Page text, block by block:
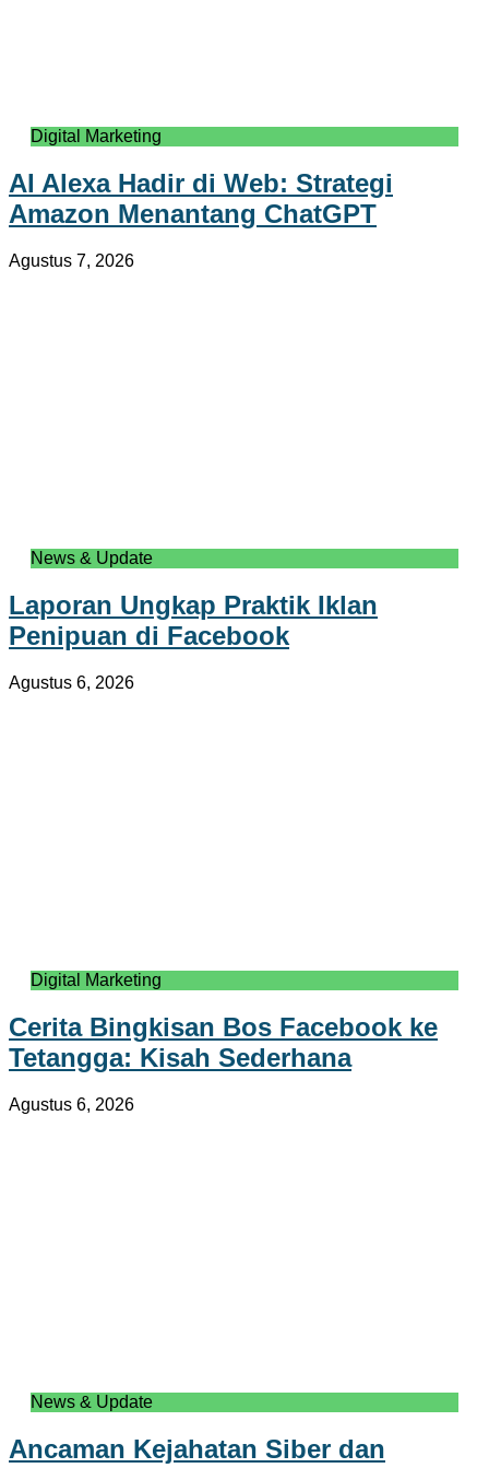
Digital Marketing
AI Alexa Hadir di Web: Strategi
Amazon Menantang ChatGPT
Agustus 7, 2026
News & Update
Laporan Ungkap Praktik Iklan
Penipuan di Facebook
Agustus 6, 2026
Digital Marketing
Cerita Bingkisan Bos Facebook ke
Tetangga: Kisah Sederhana
Agustus 6, 2026
News & Update
Ancaman Kejahatan Siber dan